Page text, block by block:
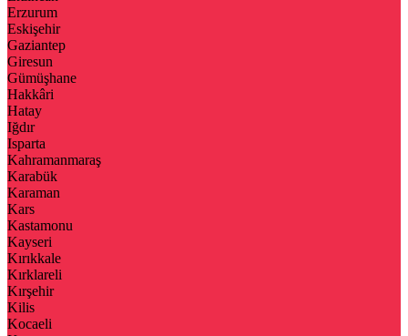
Erzurum
Eskişehir
Gaziantep
Giresun
Gümüşhane
Hakkâri
Hatay
Iğdır
Isparta
Kahramanmaraş
Karabük
Karaman
Kars
Kastamonu
Kayseri
Kırıkkale
Kırklareli
Kırşehir
Kilis
Kocaeli